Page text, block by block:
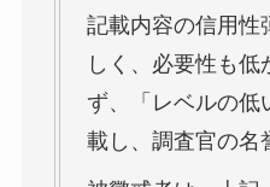
記載内容の信用性
しく、必要性も低
ず、「レベルの低
載し、調査官の名